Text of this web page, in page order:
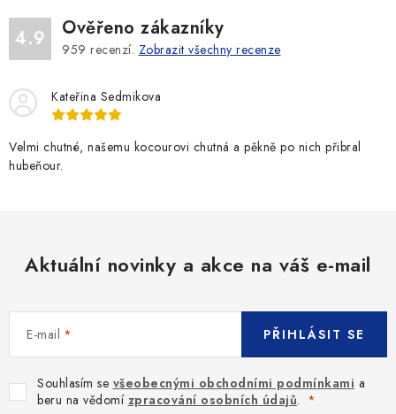
4.9 Ověřeno zákazníky
959 recenzí. Zobrazit všechny recenze
Kateřina Sedmikova
Velmi chutné, našemu kocourovi chutná a pěkně po nich přibral
hubeňour.
Aktuální novinky a akce na váš e-mail
E-mail
Souhlasím se všeobecnými obchodními podmínkami a
beru na vědomí zpracování osobních údajů.
PŘIHLÁSIT SE